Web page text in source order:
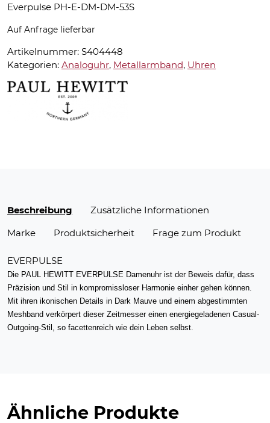
Everpulse PH-E-DM-DM-53S
Auf Anfrage lieferbar
Artikelnummer: S404448
Kategorien: Analoguhr, Metallarmband, Uhren
Beschreibung
Zusätzliche Informationen
Marke
Produktsicherheit Frage zum Produkt
EVERPULSE
Die PAUL HEWITT EVERPULSE Damenuhr ist der Beweis dafür, dass
Präzision und Stil in kompromissloser Harmonie einher gehen können.
Mit ihren ikonischen Details in Dark Mauve und einem abgestimmten
Meshband verkörpert dieser Zeitmesser einen energiegeladenen Casual-
Outgoing-Stil, so facettenreich wie dein Leben selbst.
Ähnliche Produkte